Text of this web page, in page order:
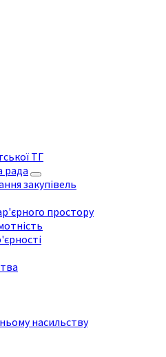
ТГ
рада
закупівель
простору
насильству